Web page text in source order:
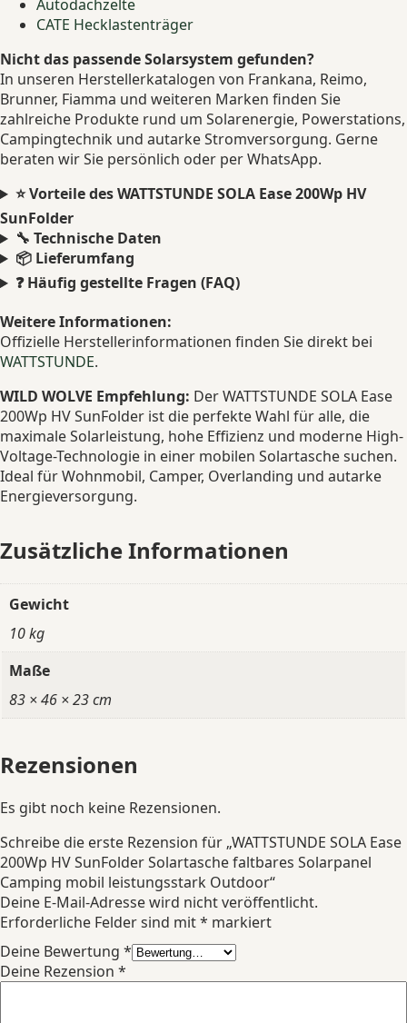
Autodachzelte
CATE Hecklastenträger
Nicht das passende Solarsystem gefunden?
In unseren Herstellerkatalogen von Frankana, Reimo,
Brunner, Fiamma und weiteren Marken finden Sie
zahlreiche Produkte rund um Solarenergie, Powerstations,
Campingtechnik und autarke Stromversorgung. Gerne
beraten wir Sie persönlich oder per WhatsApp.
⭐ Vorteile des WATTSTUNDE SOLA Ease 200Wp HV
SunFolder
🔧 Technische Daten
📦 Lieferumfang
❓ Häufig gestellte Fragen (FAQ)
Weitere Informationen:
Offizielle Herstellerinformationen finden Sie direkt bei
WATTSTUNDE.
WILD WOLVE Empfehlung: Der WATTSTUNDE SOLA Ease
200Wp HV SunFolder ist die perfekte Wahl für alle, die
maximale Solarleistung, hohe Effizienz und moderne High-
Voltage-Technologie in einer mobilen Solartasche suchen.
Ideal für Wohnmobil, Camper, Overlanding und autarke
Energieversorgung.
Zusätzliche Informationen
Gewicht
10 kg
Maße
83 × 46 × 23 cm
Rezensionen
Es gibt noch keine Rezensionen.
Schreibe die erste Rezension für „WATTSTUNDE SOLA Ease
200Wp HV SunFolder Solartasche faltbares Solarpanel
Camping mobil leistungsstark Outdoor“
Deine E-Mail-Adresse wird nicht veröffentlicht.
Erforderliche Felder sind mit* markiert
Deine Bewertung *
Deine Rezension *